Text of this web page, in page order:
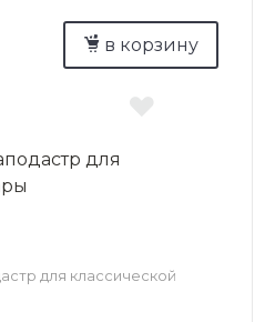
в корзину
для
для классической